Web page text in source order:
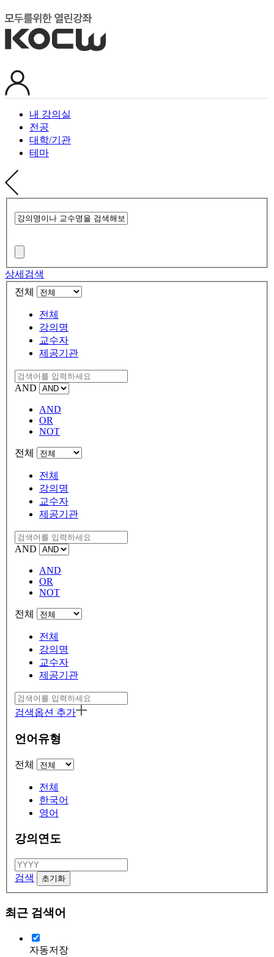
내 강의실
전공
대학/기관
테마
상세검색
전체
전체
강의명
교수자
제공기관
AND
AND
OR
NOT
전체
전체
강의명
교수자
제공기관
AND
AND
OR
NOT
전체
전체
강의명
교수자
제공기관
검색옵션 추가
언어유형
전체
전체
한국어
영어
강의연도
검색
최근 검색어
자동저장